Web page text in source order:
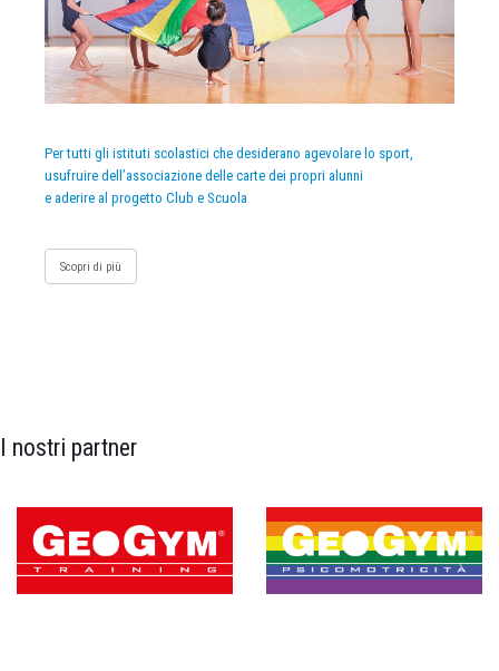
Per tutti gli istituti scolastici che desiderano agevolare lo sport,
usufruire dell’associazione delle carte dei propri alunni
e aderire al progetto Club e Scuola
Scopri di più
I nostri partner